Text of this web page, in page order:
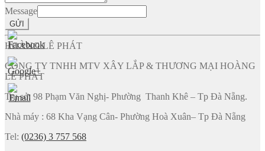
Message
GỬI
HOÀNG LÊ PHÁT
CÔNG TY TNHH MTV XÂY LẮP & THƯƠNG MẠI HOÀNG
LÊ PHÁT
Trụ sở: 98 Phạm Văn Nghị- Phường Thanh Khê – Tp Đà Nẵng.
Nhà máy : 68 Kha Vạng Cân- Phường Hoà Xuân– Tp Đà Nẵng
Tel: (0236) 3 757 568